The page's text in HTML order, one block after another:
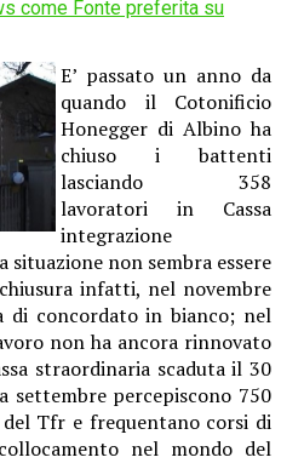
come Fonte preferita su
E’ passato un anno da
quando il Cotonificio
Honegger di Albino ha
chiuso i battenti
lasciando 358
lavoratori in Cassa
integrazione
non sembra essere
infatti, nel novembre
di concordato in bianco; nel
non ha ancora rinnovato
straordinaria scaduta il 30
settembre percepiscono 750
Tfr e frequentano corsi di
nel mondo del